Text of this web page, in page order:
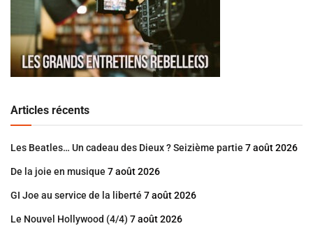
Articles récents
Les Beatles… Un cadeau des Dieux ? Seizième partie 7 août 2026
De la joie en musique 7 août 2026
GI Joe au service de la liberté 7 août 2026
Le Nouvel Hollywood (4/4) 7 août 2026